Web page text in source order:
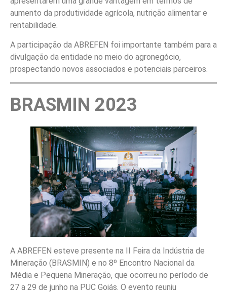
aumento da produtividade agrícola, nutrição alimentar e
rentabilidade.
A participação da ABREFEN foi importante também para a
divulgação da entidade no meio do agronegócio,
prospectando novos associados e potenciais parceiros.
BRASMIN 2023
A ABREFEN esteve presente na II Feira da Indústria de
Mineração (BRASMIN) e no 8º Encontro Nacional da
Média e Pequena Mineração, que ocorreu no período de
27 a 29 de junho na PUC Goiás. O evento reuniu